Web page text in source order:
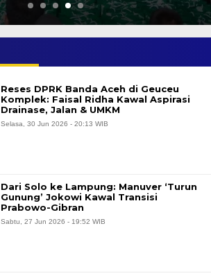
Reses DPRK Banda Aceh di Geuceu
Komplek: Faisal Ridha Kawal Aspirasi
Drainase, Jalan & UMKM
Selasa, 30 Jun 2026 - 20:13 WIB
Dari Solo ke Lampung: Manuver ‘Turun
Gunung’ Jokowi Kawal Transisi
Prabowo-Gibran
Sabtu, 27 Jun 2026 - 19:52 WIB